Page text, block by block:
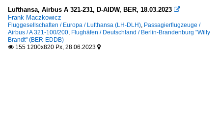
Lufthansa, Airbus A 321-231, D-AIDW, BER, 18.03.2023 
Frank Maczkowicz
Fluggesellschaften / Europa / Lufthansa (LH-DLH), Passagierflugzeuge /
Airbus / A 321-100/200, Flughäfen / Deutschland / Berlin-Brandenburg "Willy
Brandt" (BER-EDDB)
 155 1200x820 Px, 28.06.2023 